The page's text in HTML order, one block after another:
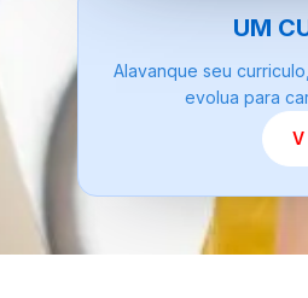
UM
Alavanque seu
evolua para